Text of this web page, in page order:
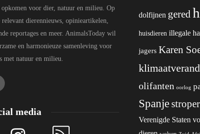
opkomen voor dier, natuur en milieu. Op
dierennieuws, opinieartikelen,
reportages en meer. AnimalsToday wil
en harmonieuze samenleving voor
met natuur en milieu.
media
dolfijnen gered
huisdieren illegale
jagers Karen
olifanten oorlog
Spanje
Verenigde Staten